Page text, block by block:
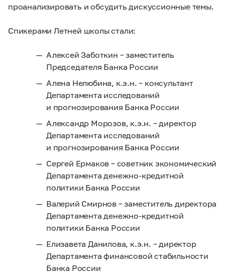
проанализировать и обсудить дискуссионные темы.
Спикерами Летней школы стали:
Алексей Заботкин – заместитель
Председателя Банка России
Алена Нелюбина, к.э.н. – консультант
Департамента исследований
и прогнозирования Банка России
Александр Морозов, к.э.н. – директор
Департамента исследований
и прогнозирования Банка России
Сергей Ермаков – советник экономический
Департамента денежно-кредитной
политики Банка России
Валерий Смирнов – заместитель директора
Департамента денежно-кредитной
политики Банка России
Елизавета Данилова, к.э.н. – директор
Департамента финансовой стабильности
Банка России